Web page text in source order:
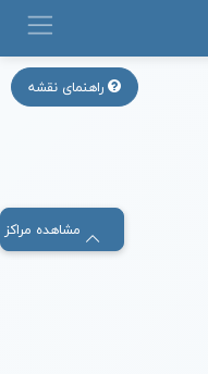
مشاهده مراکز
راهنمای نقشه